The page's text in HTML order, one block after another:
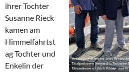
ihrer Tochter
Susanne Rieck
kamen am
Himmelfahrtst
ag Tochter und
Enkelin der